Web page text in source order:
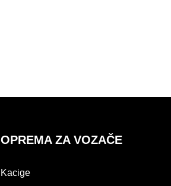
OPREMA ZA VOZAČE
Kacige